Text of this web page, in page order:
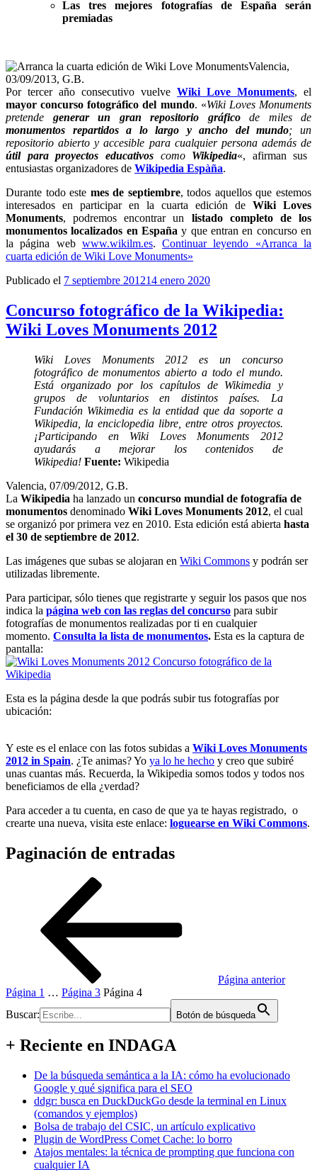
Las tres mejores fotografías de España serán
premiadas
Valencia,
03/09/2013, G.B.
Por tercer año consecutivo vuelve Wiki Love Monuments, el
mayor concurso fotográfico del mundo. «Wiki Loves Monuments
pretende generar un gran repositorio gráficode miles de
monumentos repartidos a lo largo y ancho del mundo; un
repositorio abierto y accesible para cualquier persona además de
útil para proyectos educativoscomo Wikipedia«, afirman sus
entusiastas organizadores de Wikipedia Espàña.
Durante todo este mes de septiembre, todos aquellos que estemos
interesados en participar en la cuarta edición de Wiki Loves
Monuments, podremos encontrar un listado completo de los
monumentos localizados en España y que entran en concurso en
la página web www.wikilm.es.Continuar leyendo «Arranca la
cuarta edición de Wiki Love Monuments»
Publicado el 7 septiembre 201214 enero 2020
Concurso fotográfico de la Wikipedia:
Wiki Loves Monuments 2012
Wiki Loves Monuments 2012 es un concurso
fotográfico de monumentos abierto a todo el mundo.
Está organizado por los capítulos de Wikimedia y
grupos de voluntarios en distintos países. La
Fundación Wikimedia es la entidad que da soporte a
Wikipedia, la enciclopedia libre, entre otros proyectos.
¡Participando en Wiki Loves Monuments 2012
ayudarás a mejorar los contenidos de
Wikipedia! Fuente: Wikipedia
Valencia, 07/09/2012, G.B.
La Wikipedia ha lanzado un concurso mundial de fotografía de
monumentos denominado Wiki Loves Monuments 2012, el cual
se organizó por primera vez en 2010. Esta edición está abierta hasta
el 30 de septiembre de 2012.
Las imágenes que subas se alojaran en Wiki Commons y podrán ser
utilizadas libremente.
Para participar, sólo tienes que registrarte y seguir los pasos que nos
indica la página web con las reglas del concurso para subir
fotografías de monumentos realizadas por ti en cualquier
momento. Consulta la lista de monumentos. Esta es la captura de
pantalla:
Esta es la página desde la que podrás subir tus fotografías por
ubicación:
Y este es el enlace con las fotos subidas a Wiki Loves Monuments
2012 in Spain. ¿Te animas? Yo ya lo he hecho y creo que subiré
unas cuantas más. Recuerda, la Wikipedia somos todos y todos nos
beneficiamos de ella ¿verdad?
Para acceder a tu cuenta, en caso de que ya te hayas registrado, o
crearte una nueva, visita este enlace: loguearse en Wiki Commons.
Paginación de entradas
Página anterior
Página 1 … Página 3 Página 4
Buscar:
Botón de búsqueda
+ Reciente en INDAGA
De la búsqueda semántica a la IA: cómo ha evolucionado
Google y qué significa para el SEO
ddgr: busca en DuckDuckGo desde la terminal en Linux
(comandos y ejemplos)
Bolsa de trabajo del CSIC, un artículo explicativo
Plugin de WordPress Comet Cache: lo borro
Atajos mentales: la técnica de prompting que funciona con
cualquier IA